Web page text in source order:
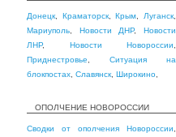
Донецк Краматорск,Крым Луганск
Мариуполь
Новости ДНР,Новости
ЛНР, Новости Новороссии
Приднестровье
Ситуация на
блокпостах Славянск Широкино
ОПОЛЧЕНИЕ НОВОРОССИИ
Сводки от ополчения Новороссии